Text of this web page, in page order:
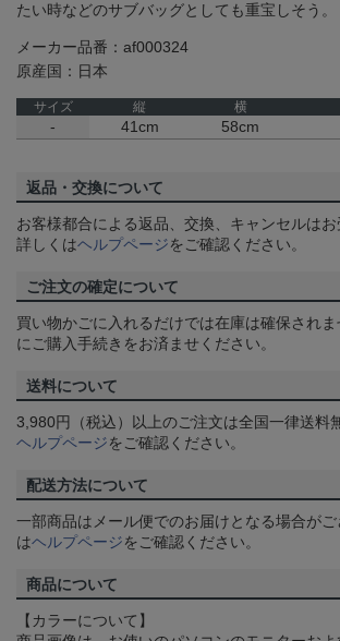
たい時などのサブバッグとしても重宝しそう。
メーカー品番：af000324
原産国：日本
サイズ 縦 横
- 41cm 58cm
返品・交換について
お客様都合による返品、交換、キャンセルはお
詳しくはヘルプページをご確認ください。
ご注文の確定について
買い物かごに入れるだけでは在庫は確保され
にご購入手続きをお済ませください。
送料について
3,980円（税込）以上のご注文は全国一律送料
ヘルプページをご確認ください。
配送方法について
一部商品はメール便でのお届けとなる場合がご
はヘルプページをご確認ください。
商品について
【カラーについて】